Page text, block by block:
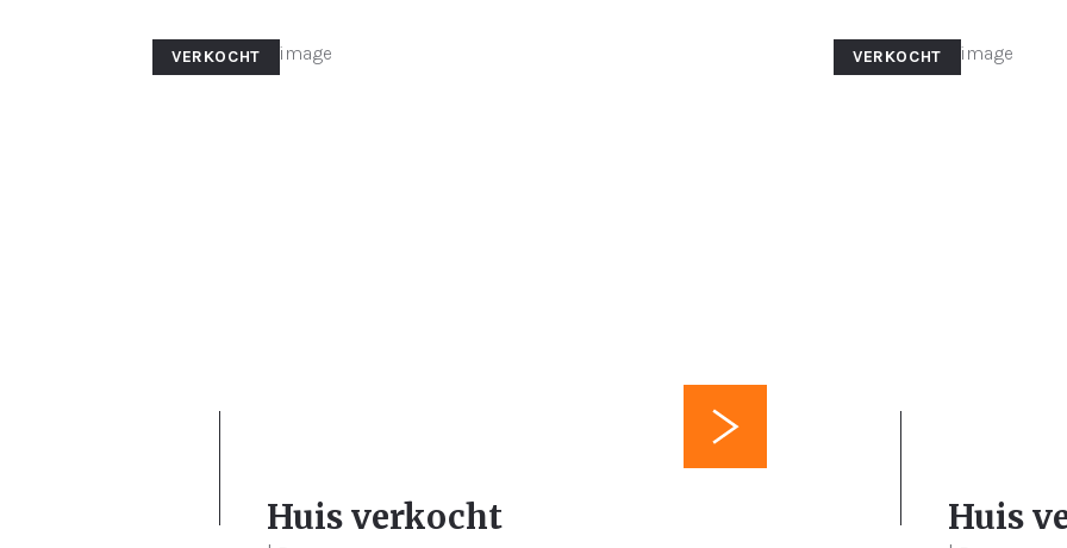
3 529 m² 133 m²
VERKOCHT
Huis verkocht 3
VERKOCHT
Huis